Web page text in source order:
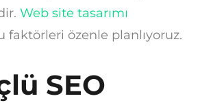
Web site tasarımı
faktörleri özenle planlıyoruz.
SEO